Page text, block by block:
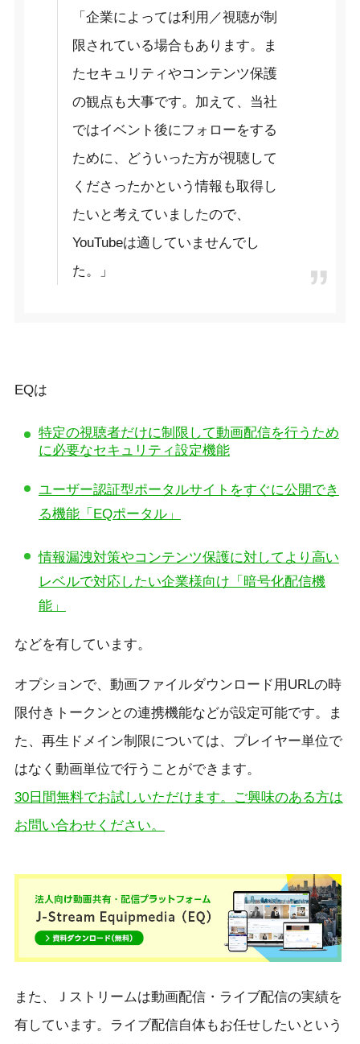
「企業によっては利用／視聴が制
限されている場合もあります。ま
たセキュリティやコンテンツ保護
の観点も大事です。加えて、当社
ではイベント後にフォローをする
ために、どういった方が視聴して
くださったかという情報も取得し
たいと考えていましたので、
YouTubeは適していませんでし
た。」
EQは
特定の視聴者だけに制限して動画配信を行うため
に必要なセキュリティ設定機能
ユーザー認証型ポータルサイトをすぐに公開でき
る機能「EQポータル」
情報漏洩対策やコンテンツ保護に対してより高い
レベルで対応したい企業様向け「暗号化配信機
能」
などを有しています。
オプションで、動画ファイルダウンロード用URLの時
限付きトークンとの連携機能などが設定可能です。ま
た、再生ドメイン制限については、プレイヤー単位で
はなく動画単位で行うことができます。
30日間無料でお試しいただけます。ご興味のある方は
お問い合わせください。
また、Ｊストリームは動画配信・ライブ配信の実績を
有しています。ライブ配信自体もお任せしたいという